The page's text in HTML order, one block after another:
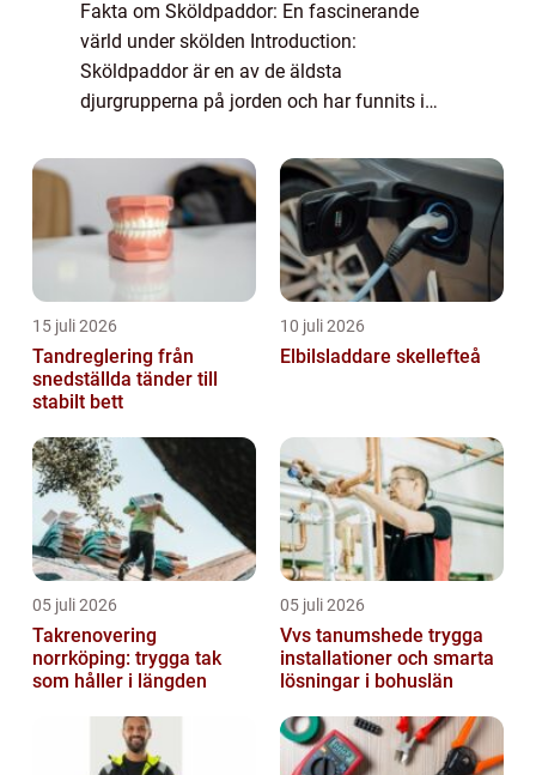
Fakta om Sköldpaddor: En fascinerande
värld under skölden Introduction:
Sköldpaddor är en av de äldsta
djurgrupperna på jorden och har funnits i
karakteristiska sköld, som ger dem deras
namn, är ett särdrag som fasciner...
15 juli 2026
Tandreglering från
snedställda tänder till
stabilt bett
10 juli 2026
Elbilsladdare skellefteå
05 juli 2026
Takrenovering
norrköping: trygga tak
som håller i längden
05 juli 2026
Vvs tanumshede trygga
installationer och smarta
lösningar i bohuslän